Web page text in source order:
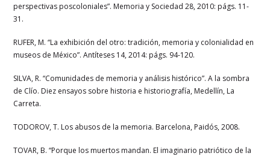
perspectivas poscoloniales”. Memoria y Sociedad 28, 2010: págs. 11-
31.
RUFER, M. “La exhibición del otro: tradición, memoria y colonialidad en
museos de México”. Antíteses 14, 2014: págs. 94-120.
SILVA, R. “Comunidades de memoria y análisis histórico”. A la sombra
de Clío. Diez ensayos sobre historia e historiografía, Medellín, La
Carreta.
TODOROV, T. Los abusos de la memoria. Barcelona, Paidós, 2008.
TOVAR, B. “Porque los muertos mandan. El imaginario patriótico de la